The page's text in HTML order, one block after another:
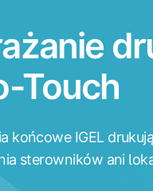
Touch
końcowe IGEL
sterowników ani